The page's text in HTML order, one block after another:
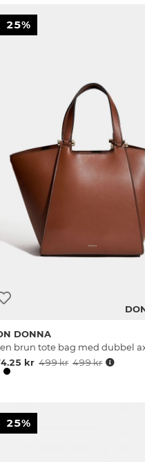
25%
DONNA
brun tote bag med dubbel
kr 499 kr 499 kr
25%